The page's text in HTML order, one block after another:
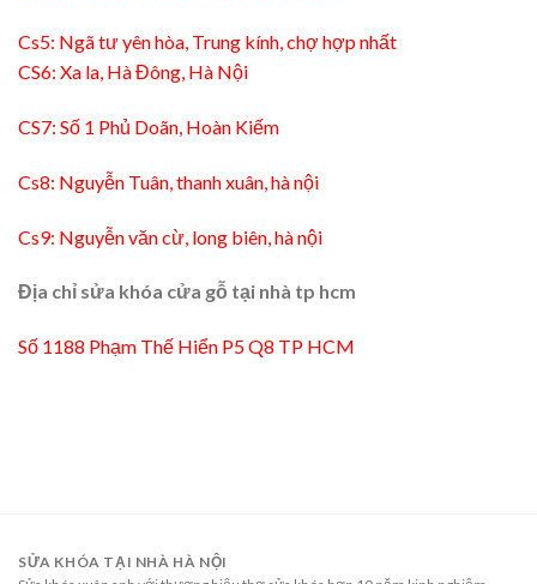
Cs5: Ngã tư yên hòa, Trung kính, chợ hợp nhất
CS6: Xa la, Hà Đông, Hà Nội
CS7: Số 1 Phủ Doãn, Hoàn Kiếm
Cs8: Nguyễn Tuân, thanh xuân, hà nội
Cs9: Nguyễn văn cừ, long biên, hà nội
Địa chỉ sửa khóa cửa gỗ tại nhà tp hcm
Số 1188 Phạm Thế Hiển P5 Q8 TP HCM
SỬA KHÓA TẠI NHÀ HÀ NỘI